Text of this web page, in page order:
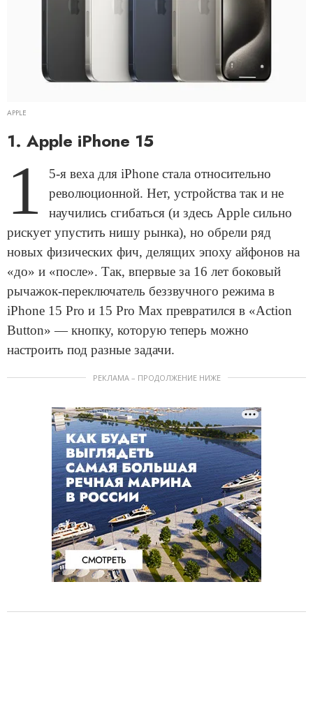
APPLE
1. Apple iPhone 15
1
5-я веха для iPhone стала относительно
революционной. Нет, устройства так и не
научились сгибаться (и здесь Apple сильно
рискует упустить нишу рынка), но обрели ряд
новых физических фич, делящих эпоху айфонов на
«до» и «после». Так, впервые за 16 лет боковый
рычажок-переключатель беззвучного режима в
iPhone 15 Pro и 15 Pro Max превратился в «Action
Button» — кнопку, которую теперь можно
настроить под разные задачи.
РЕКЛАМА – ПРОДОЛЖЕНИЕ НИЖЕ